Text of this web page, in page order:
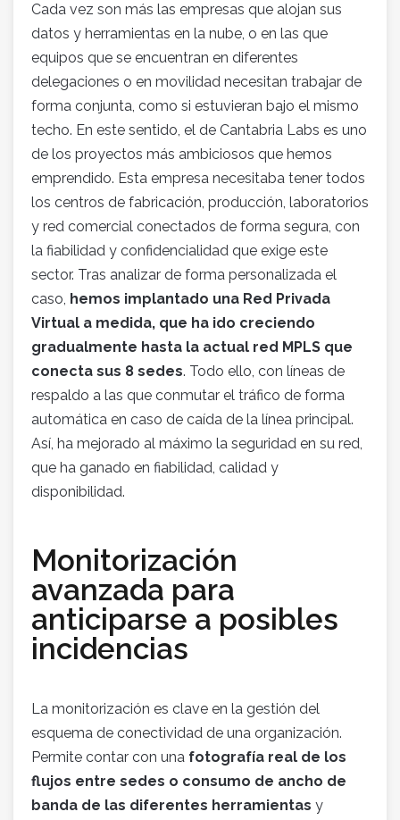
Cada vez son más las empresas que alojan sus
datos y herramientas en la nube, o en las que
equipos que se encuentran en diferentes
delegaciones o en movilidad necesitan trabajar de
forma conjunta, como si estuvieran bajo el mismo
techo. En este sentido, el de Cantabria Labs es uno
de los proyectos más ambiciosos que hemos
emprendido. Esta empresa necesitaba tener todos
los centros de fabricación, producción, laboratorios
y red comercial conectados de forma segura, con
la fiabilidad y confidencialidad que exige este
sector. Tras analizar de forma personalizada el
caso, hemos implantado una Red Privada
Virtual a medida, que ha ido creciendo
gradualmente hasta la actual red MPLS que
conecta sus 8 sedes. Todo ello, con líneas de
respaldo a las que conmutar el tráfico de forma
automática en caso de caída de la línea principal.
Así, ha mejorado al máximo la seguridad en su red,
que ha ganado en fiabilidad, calidad y
disponibilidad.
Monitorización
avanzada para
anticiparse a posibles
incidencias
La monitorización es clave en la gestión del
esquema de conectividad de una organización.
Permite contar con una fotografía real de los
flujos entre sedes o consumo de ancho de
banda de las diferentes herramientas y